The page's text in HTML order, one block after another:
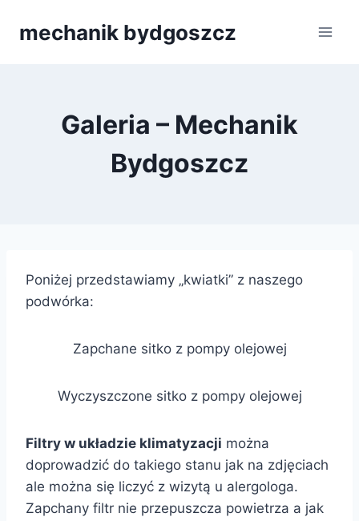
mechanik bydgoszcz
Galeria – Mechanik
Bydgoszcz
Poniżej przedstawiamy „kwiatki” z naszego
podwórka:
Zapchane sitko z pompy olejowej
Wyczyszczone sitko z pompy olejowej
Filtry w układzie klimatyzacji można
doprowadzić do takiego stanu jak na zdjęciach
ale można się liczyć z wizytą u alergologa.
Zapchany filtr nie przepuszcza powietrza a jak